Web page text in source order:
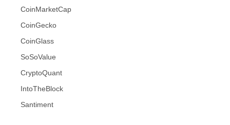
CoinMarketCap
CoinGecko
CoinGlass
SoSoValue
CryptoQuant
IntoTheBlock
Santiment